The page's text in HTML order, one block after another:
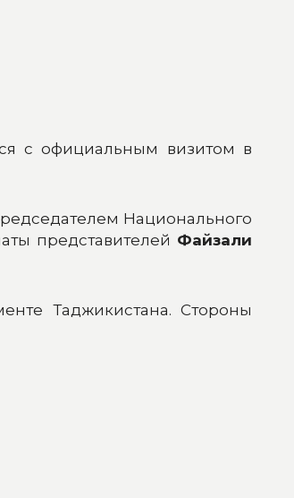
с официальным визитом в
Национального
представителей Файзали
Таджикистана. Стороны